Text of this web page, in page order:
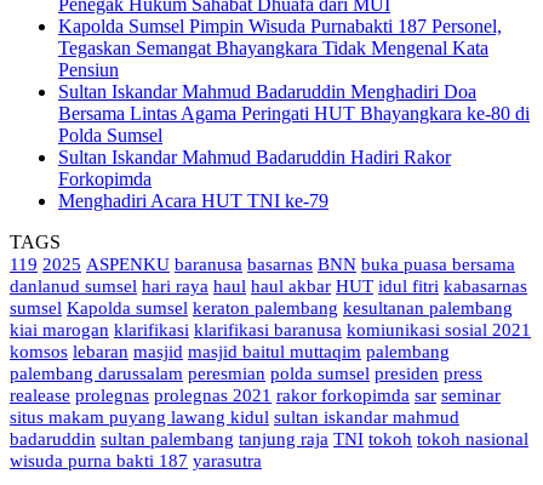
Kapolda Sumsel Pimpin Wisuda Purnabakti 187 Personel,
Tegaskan Semangat Bhayangkara Tidak Mengenal Kata
Pensiun
Sultan Iskandar Mahmud Badaruddin Menghadiri Doa
Bersama Lintas Agama Peringati HUT Bhayangkara ke-80 di
Polda Sumsel
Sultan Iskandar Mahmud Badaruddin Hadiri Rakor
Forkopimda
Menghadiri Acara HUT TNI ke-79
TAGS
119 2025 ASPENKU baranusa basarnas BNN buka puasa bersama
danlanud sumsel hari raya haul haul akbar HUT idul fitri kabasarnas
sumsel Kapolda sumsel keraton palembang kesultanan palembang
kiai marogan klarifikasi klarifikasi baranusa komiunikasi sosial 2021
komsos lebaran masjid masjid baitul muttaqim palembang
palembang darussalam peresmian polda sumsel presiden press
realease prolegnas prolegnas 2021 rakor forkopimda sar seminar
situs makam puyang lawang kidul sultan iskandar mahmud
badaruddin sultan palembang tanjung raja TNI tokoh tokoh nasional
wisuda purna bakti 187 yarasutra